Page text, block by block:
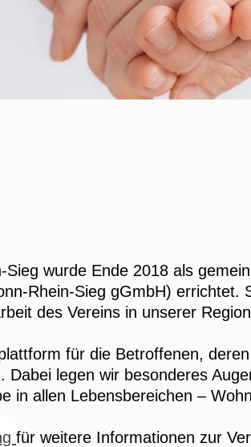
wurde Ende 2018 als
Rhein-Sieg gGmbH)
des Vereins in unserer
für die Betroffenen,
Dabei legen wir besonderes
in allen Lebensbereichen –
für weitere Informationen zur